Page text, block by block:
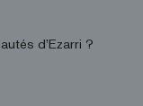
d’Ezarri ?